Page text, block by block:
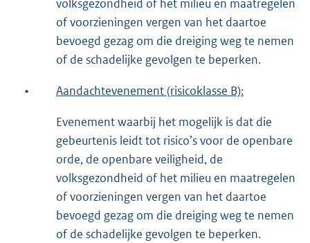
volksgezondheid of het milieu en maatregelen
of voorzieningen vergen van het daartoe
bevoegd gezag om die dreiging weg te nemen
of de schadelijke gevolgen te beperken.
• Aandachtevenement (risicoklasse B):
Evenement waarbij het mogelijk is dat die
gebeurtenis leidt tot risico’s voor de openbare
orde, de openbare veiligheid, de
volksgezondheid of het milieu en maatregelen
of voorzieningen vergen van het daartoe
bevoegd gezag om die dreiging weg te nemen
of de schadelijke gevolgen te beperken.